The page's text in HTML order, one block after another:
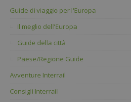
Guide di viaggio per l'Europa
Il meglio dell'Europa
Guide della città
Paese/Regione Guide
Avventure Interrail
Consigli Interrail